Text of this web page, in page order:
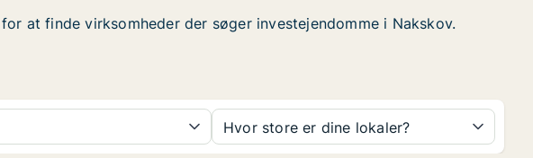
at finde virksomheder der søger investejendomme i Nakskov.
Hvor store er dine lokaler?